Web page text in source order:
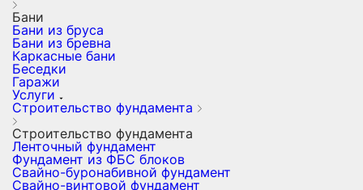
Бани
Бани из бруса
Бани из бревна
Каркасные бани
Беседки
Гаражи
Услуги
Строительство фундамента
Строительство фундамента
Ленточный фундамент
Фундамент из ФБС блоков
Свайно-буронабивной фундамент
Свайно-винтовой фундамент